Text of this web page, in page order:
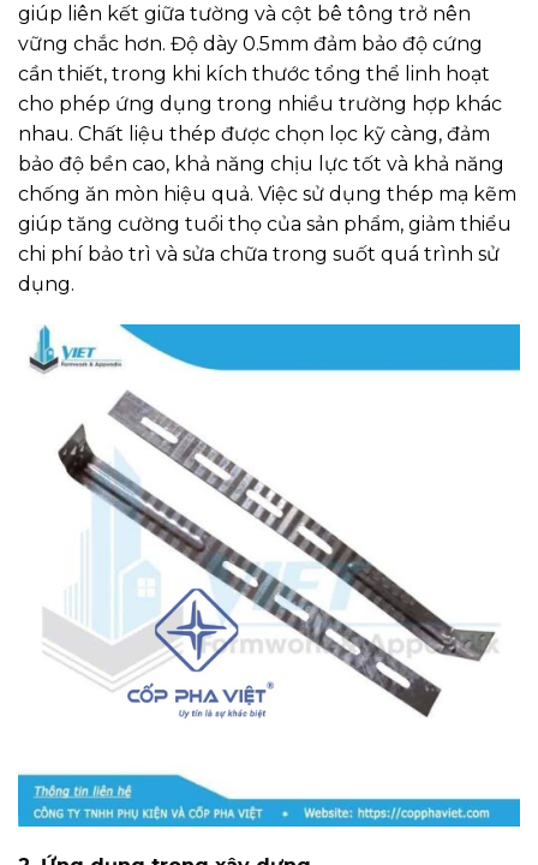
giúp liên kết giữa tường và cột bê tông trở nên
vững chắc hơn. Độ dày 0.5mm đảm bảo độ cứng
cần thiết, trong khi kích thước tổng thể linh hoạt
cho phép ứng dụng trong nhiều trường hợp khác
nhau. Chất liệu thép được chọn lọc kỹ càng, đảm
bảo độ bền cao, khả năng chịu lực tốt và khả năng
chống ăn mòn hiệu quả. Việc sử dụng thép mạ kẽm
giúp tăng cường tuổi thọ của sản phẩm, giảm thiểu
chi phí bảo trì và sửa chữa trong suốt quá trình sử
dụng.